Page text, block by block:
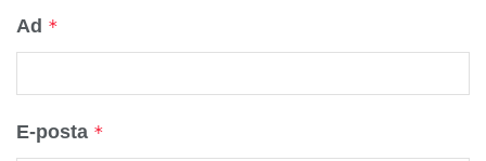
Ad *
E-posta *